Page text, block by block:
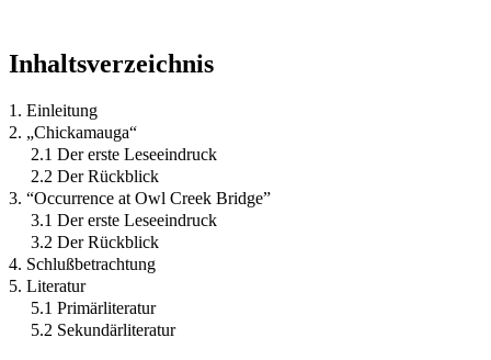
Inhaltsverzeichnis
1. Einleitung
2. „Chickamauga“
2.1 Der erste Leseeindruck
2.2 Der Rückblick
3. “Occurrence at Owl Creek Bridge”
3.1 Der erste Leseeindruck
3.2 Der Rückblick
4. Schlußbetrachtung
5. Literatur
5.1 Primärliteratur
5.2 Sekundärliteratur